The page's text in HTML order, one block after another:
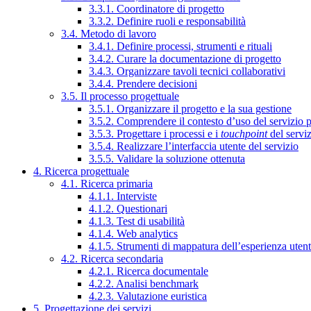
3.3.1. Coordinatore di progetto
3.3.2. Definire ruoli e responsabilità
3.4. Metodo di lavoro
3.4.1. Definire processi, strumenti e rituali
3.4.2. Curare la documentazione di progetto
3.4.3. Organizzare tavoli tecnici collaborativi
3.4.4. Prendere decisioni
3.5. Il processo progettuale
3.5.1. Organizzare il progetto e la sua gestione
3.5.2. Comprendere il contesto d’uso del servizio
3.5.3. Progettare i processi e i touchpointdel
3.5.4. Realizzare l’interfaccia utente del servizio
3.5.5. Validare la soluzione ottenuta
4. Ricerca progettuale
4.1. Ricerca primaria
4.1.1. Interviste
4.1.2. Questionari
4.1.3. Test di usabilità
4.1.4. Web analytics
4.1.5. Strumenti di mappatura dell’esperienza
4.2. Ricerca secondaria
4.2.1. Ricerca documentale
4.2.2. Analisi benchmark
4.2.3. Valutazione euristica
5. Progettazione dei servizi